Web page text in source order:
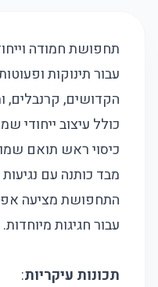
תחפושת חמודה
עבור תינוקות
הקדושים, קרנבלים,
כולל עיצוב ייחודי
כיסוי ראש תואם
מבד כותנה עם
התחפושת מציעה
עבור חגיגות מיוחדות.
תכונות עיקריות: